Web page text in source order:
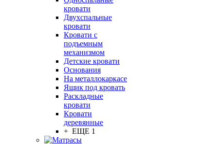
кровати
Двухспальные
кровати
Кровати с
подъемным
механизмом
Детские кровати
Основания
На металлокаркасе
Ящик под кровать
Раскладные
кровати
Кровати
деревянные
+ ЕЩЕ 1